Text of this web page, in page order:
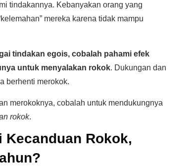
tindakannya. Kebanyakan orang yang
mereka karena tidak mampu
tindakan egois, cobalah pahami efek
untuk menyalakan rokok. Dukungan dan
berhenti merokok.
merokoknya, cobalah untuk mendukungnya
rokok.
Kecanduan Rokok,